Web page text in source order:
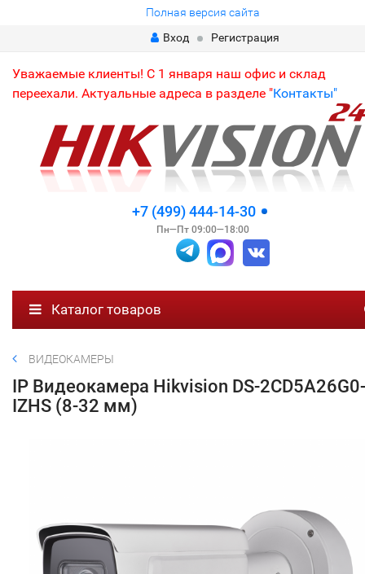
Полная версия сайта
Вход
Регистрация
Уважаемые клиенты! С 1 января наш офис и склад
переехали. Актуальные адреса в разделе "Контакты"
+7 (499) 444-14-30
Пн—Пт 09:00—18:00
Каталог товаров
ВИДЕОКАМЕРЫ
IP Видеокамера Hikvision DS-2CD5A26G0-
IZHS (8-32 мм)